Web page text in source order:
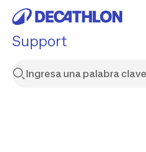
Support